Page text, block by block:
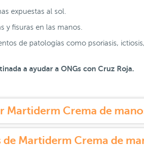
expuestas al sol.
y fisuras en las manos.
de patologías como psoriasis,
a ayudar a ONGs con Cruz Roja.
Martiderm Crema de
de Martiderm Crema de